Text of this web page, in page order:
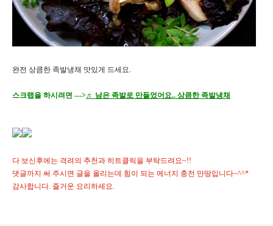
완전 상큼한 족발냉채 맛있게 드세요.
스크랩을 하시려면 --->♬ 남은 족발로 만들었어요.. 상큼한 족발냉채
다 보신후에는 격려의 추천과 히트클릭을 부탁드려요~!!
댓글까지 써 주시면 글을 올리는데 힘이 되는 에너지 충전 만땅입니다~^^*
감사합니다. 즐거운 요리하세요.